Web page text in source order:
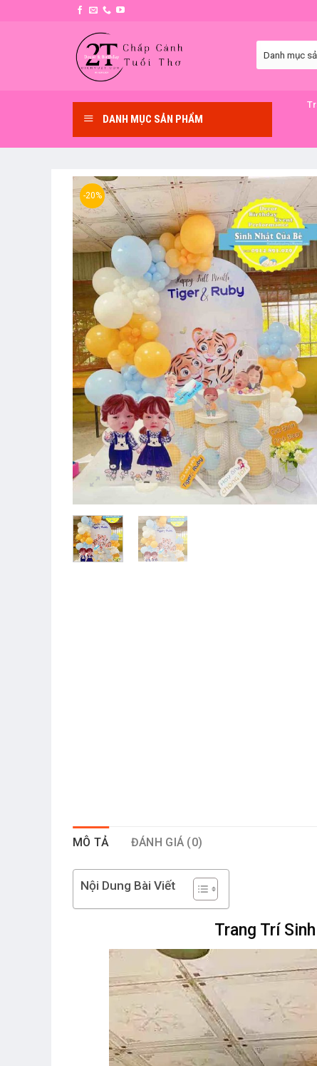
DANH MỤC SẢN PHẨM
-20%
MÔ TẢ ĐÁNH GIÁ (0)
Nội Dung Bài Viết
Trang Trí